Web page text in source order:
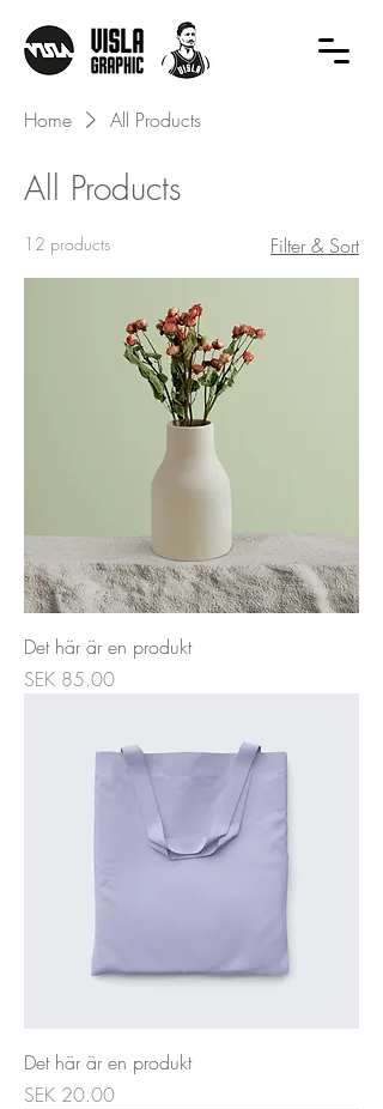
Home All Products
All Products
12 products Filter & Sort
Det här är en produkt
Price
SEK 85.00
Det här är en produkt
Price
SEK 20.00